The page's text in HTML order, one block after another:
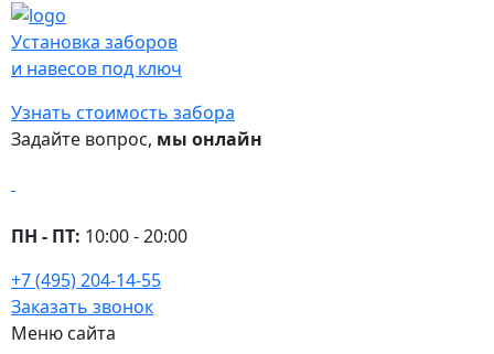
Установка заборов
и навесов под ключ
Узнать стоимость забора
Задайте вопрос, мы онлайн
ПН - ПТ: 10:00 - 20:00
+7 (495) 204-14-55
Заказать звонок
Меню сайта